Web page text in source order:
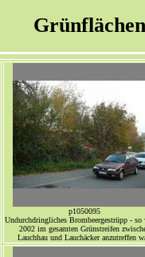
p1050095
Undurchdringliches Brombeergestrüpp - so
2002 im gesamten Grünstreifen
Lauchhau und Lauchäcker anzutreffen